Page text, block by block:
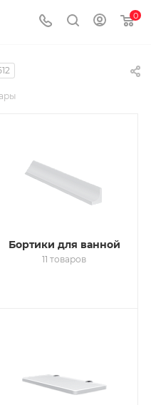
0
Бортики для ванной
11 товаров